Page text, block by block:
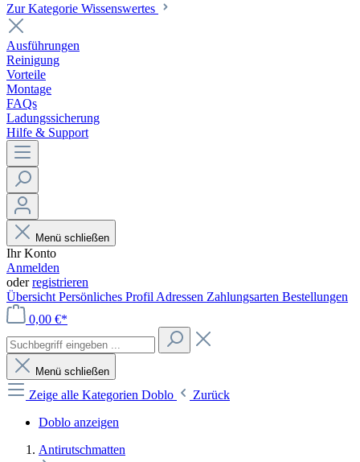
Zur Kategorie Wissenswertes
Ausführungen
Reinigung
Vorteile
Montage
FAQs
Ladungssicherung
Hilfe & Support
Menü schließen
Ihr Konto
Anmelden
oderregistrieren
Übersicht Persönliches Profil Adressen Zahlungsarten Bestellungen
0,00 €*
Menü schließen
Zeige alle Kategorien Doblo
Zurück
Doblo anzeigen
Antirutschmatten